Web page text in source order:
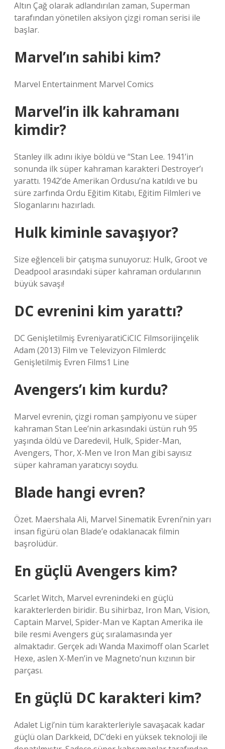
Altın Çağ olarak adlandırılan zaman, Superman
tarafından yönetilen aksiyon çizgi roman serisi ile
başlar.
Marvel’ın sahibi kim?
Marvel Entertainment Marvel Comics
Marvel’in ilk kahramanı
kimdir?
Stanley ilk adını ikiye böldü ve “Stan Lee. 1941’in
sonunda ilk süper kahraman karakteri Destroyer’ı
yarattı. 1942’de Amerikan Ordusu’na katıldı ve bu
süre zarfında Ordu Eğitim Kitabı, Eğitim Filmleri ve
Sloganlarını hazırladı.
Hulk kiminle savaşıyor?
Size eğlenceli bir çatışma sunuyoruz: Hulk, Groot ve
Deadpool arasındaki süper kahraman ordularının
büyük savaşı!
DC evrenini kim yarattı?
DC Genişletilmiş EvreniyaratiCiCIC Filmsorijinçelik
Adam (2013) Film ve Televizyon Filmlerdc
Genişletilmiş Evren Films1 Line
Avengers’ı kim kurdu?
Marvel evrenin, çizgi roman şampiyonu ve süper
kahraman Stan Lee’nin arkasındaki üstün ruh 95
yaşında öldü ve Daredevil, Hulk, Spider-Man,
Avengers, Thor, X-Men ve Iron Man gibi sayısız
süper kahraman yaratıcıyı soydu.
Blade hangi evren?
Özet. Maershala Ali, Marvel Sinematik Evreni’nin yarı
insan figürü olan Blade’e odaklanacak filmin
başrolüdür.
En güçlü Avengers kim?
Scarlet Witch, Marvel evrenindeki en güçlü
karakterlerden biridir. Bu sihirbaz, Iron Man, Vision,
Captain Marvel, Spider-Man ve Kaptan Amerika ile
bile resmi Avengers güç sıralamasında yer
almaktadır. Gerçek adı Wanda Maximoff olan Scarlet
Hexe, aslen X-Men’in ve Magneto’nun kızının bir
parçası.
En güçlü DC karakteri kim?
Adalet Ligi’nin tüm karakterleriyle savaşacak kadar
güçlü olan Darkkeid, DC’deki en yüksek teknoloji ile